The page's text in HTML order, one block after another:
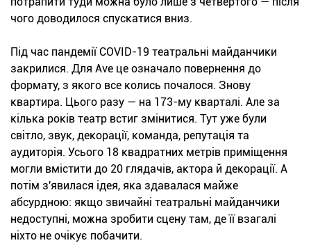
чого доводилося спускатися вниз.
Під час пандемії COVID-19 театральні майданчики
закрилися. Для Ave це означало повернення до
формату, з якого все колись почалося. Знову
квартира. Цього разу — на 173-му кварталі. Але за
кілька років театр встиг змінитися. Тут уже були
світло, звук, декорації, команда, репутація та
аудиторія. Усього 18 квадратних метрів приміщення
могли вмістити до 20 глядачів, актора й декорації. А
потім з'явилася ідея, яка здавалася майже
абсурдною: якщо звичайні театральні майданчики
недоступні, можна зробити сцену там, де її взагалі
ніхто не очікує побачити.